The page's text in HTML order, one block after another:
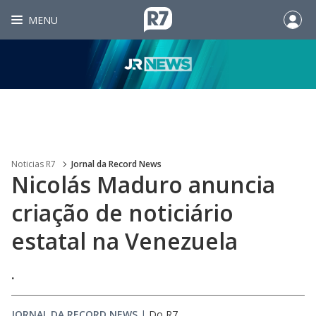
MENU
Noticias R7 Jornal da Record News
Nicolás Maduro anuncia
criação de noticiário
estatal na Venezuela
.